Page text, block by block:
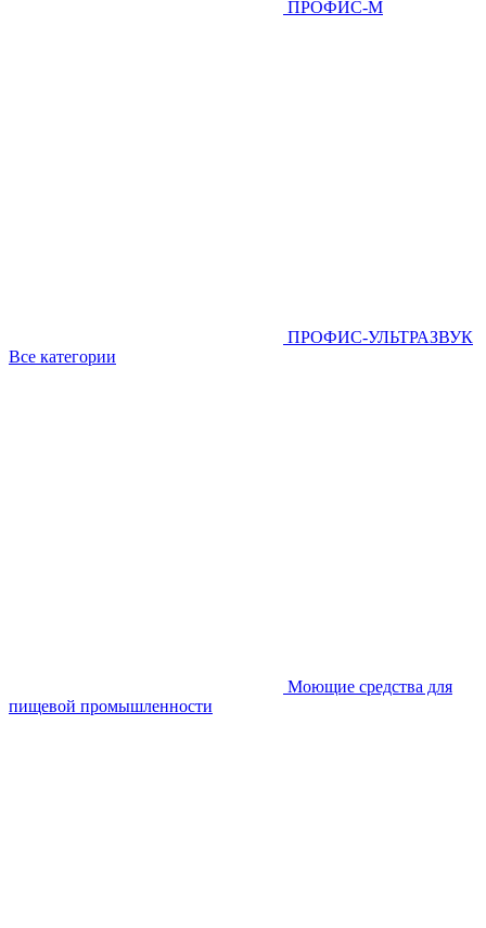
ПРОФИС-М
ПРОФИС-УЛЬТРАЗВУК
Все категории
Моющие средства для
пищевой промышленности